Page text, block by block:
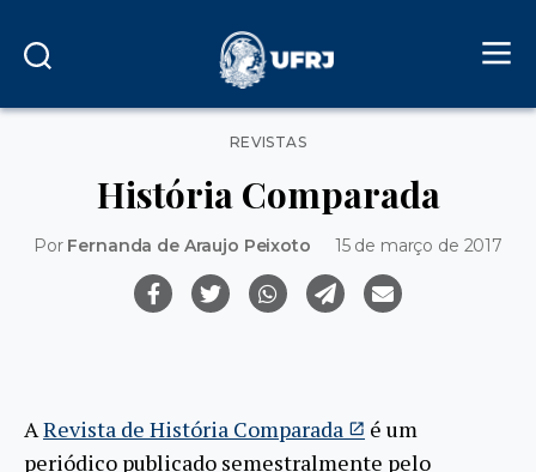
Categorias
REVISTAS
História Comparada
Por Fernanda de Araujo Peixoto 15 de março de 2017
ARevista de História Comparada
é um
periódico publicado semestralmente pelo